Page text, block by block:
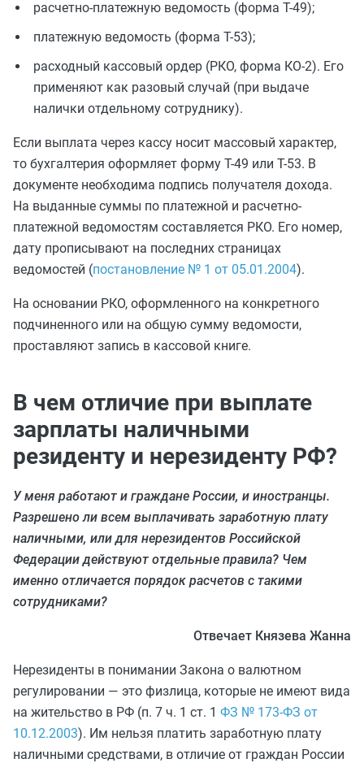
расчетно-платежную ведомость (форма Т-49);
платежную ведомость (форма Т-53);
расходный кассовый ордер (РКО, форма КО-2). Его
применяют как разовый случай (при выдаче
налички отдельному сотруднику).
Если выплата через кассу носит массовый характер,
то бухгалтерия оформляет форму Т-49 или Т-53. В
документе необходима подпись получателя дохода.
На выданные суммы по платежной и расчетно-
платежной ведомостям составляется РКО. Его номер,
дату прописывают на последних страницах
ведомостей (постановление № 1 от 05.01.2004).
На основании РКО, оформленного на конкретного
подчиненного или на общую сумму ведомости,
проставляют запись в кассовой книге.
В чем отличие при выплате
зарплаты наличными
резиденту и нерезиденту РФ?
У меня работают и граждане России, и иностранцы.
Разрешено ли всем выплачивать заработную плату
наличными, или для нерезидентов Российской
Федерации действуют отдельные правила? Чем
именно отличается порядок расчетов с такими
сотрудниками?
Отвечает Князева Жанна
Нерезиденты в понимании Закона о валютном
регулировании — это физлица, которые не имеют вида
на жительство в РФ (п. 7 ч. 1 ст. 1 ФЗ № 173-ФЗ от
10.12.2003). Им нельзя платить заработную плату
наличными средствами, в отличие от граждан России